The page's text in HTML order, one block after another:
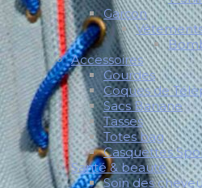
Garçon
Accessoires
Gourdes
Coques de
Sacs Banane
Tasses
Totes bag
Casquettes
Santé & beauté
Soin des